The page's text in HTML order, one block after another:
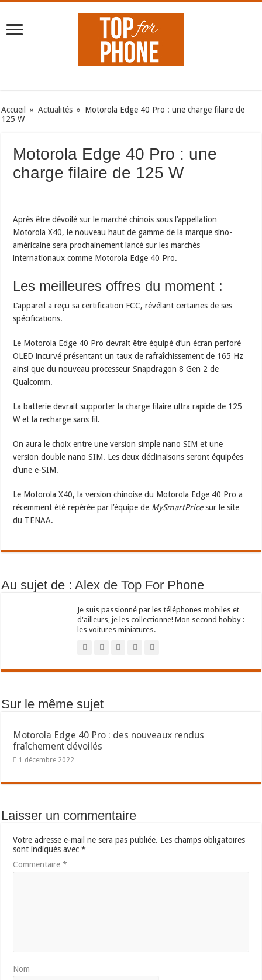
Accueil » Actualités » Motorola Edge 40 Pro : une charge filaire de
125 W
Motorola Edge 40 Pro : une
charge filaire de 125 W
Après être dévoilé sur le marché chinois sous l’appellation
Motorola X40, le nouveau haut de gamme de la marque sino-
américaine sera prochainement lancé sur les marchés
internationaux comme Motorola Edge 40 Pro.
Les meilleures offres du moment :
L’appareil a reçu sa certification FCC, révélant certaines de ses
spécifications.
Le Motorola Edge 40 Pro devrait être équipé d’un écran perforé
OLED incurvé présentant un taux de rafraîchissement de 165 Hz
ainsi que du nouveau processeur Snapdragon 8 Gen 2 de
Qualcomm.
La batterie devrait supporter la charge filaire ultra rapide de 125
W et la recharge sans fil.
On aura le choix entre une version simple nano SIM et une
version double nano SIM. Les deux déclinaisons seront équipées
d’une e-SIM.
Le Motorola X40, la version chinoise du Motorola Edge 40 Pro a
récemment été repérée par l’équipe de MySmartPricesur le site
du TENAA.
Au sujet de : Alex de Top For Phone
Je suis passionné par les téléphones mobiles et
d'ailleurs, je les collectionne! Mon second hobby :
les voitures miniatures.
Sur le même sujet
Motorola Edge 40 Pro : des nouveaux rendus
fraîchement dévoilés
1 décembre 2022
Laisser un commentaire
Votre adresse e-mail ne sera pas publiée. Les champs obligatoires
sont indiqués avec*
Commentaire*
Nom